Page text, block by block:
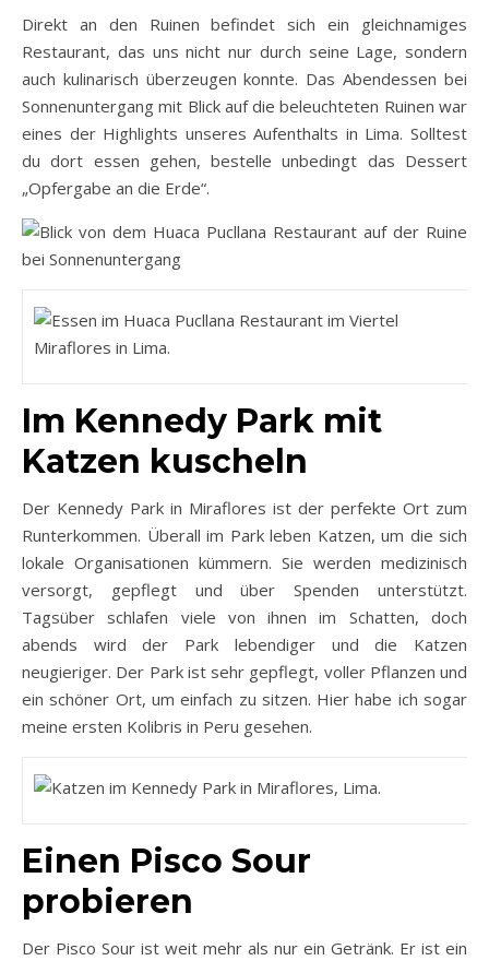
Direkt an den Ruinen befindet sich ein gleichnamiges
Restaurant, das uns nicht nur durch seine Lage, sondern
auch kulinarisch überzeugen konnte. Das Abendessen bei
Sonnenuntergang mit Blick auf die beleuchteten Ruinen war
eines der Highlights unseres Aufenthalts in Lima. Solltest
du dort essen gehen, bestelle unbedingt das Dessert
„Opfergabe an die Erde“.
Im Kennedy Park mit
Katzen kuscheln
Der Kennedy Park in Miraflores ist der perfekte Ort zum
Runterkommen. Überall im Park leben Katzen, um die sich
lokale Organisationen kümmern. Sie werden medizinisch
versorgt, gepflegt und über Spenden unterstützt.
Tagsüber schlafen viele von ihnen im Schatten, doch
abends wird der Park lebendiger und die Katzen
neugieriger. Der Park ist sehr gepflegt, voller Pflanzen und
ein schöner Ort, um einfach zu sitzen. Hier habe ich sogar
meine ersten Kolibris in Peru gesehen.
Einen Pisco Sour
probieren
Der Pisco Sour ist weit mehr als nur ein Getränk. Er ist ein